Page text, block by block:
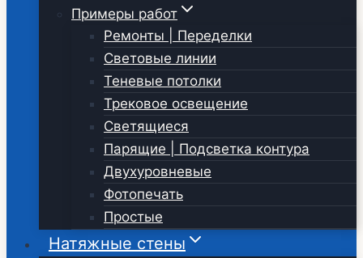
Примеры работ
Ремонты | Переделки
Световые линии
Теневые потолки
Трековое освещение
Светящиеся
Парящие | Подсветка контура
Двухуровневые
Фотопечать
Простые
Натяжные стены